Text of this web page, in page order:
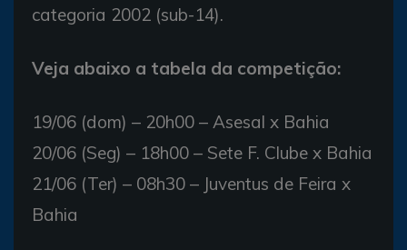
categoria 2002 (sub-14).
Veja abaixo a tabela da competição:
19/06 (dom) – 20h00 – Asesal x Bahia
20/06 (Seg) – 18h00 – Sete F. Clube x Bahia
21/06 (Ter) – 08h30 – Juventus de Feira x
Bahia